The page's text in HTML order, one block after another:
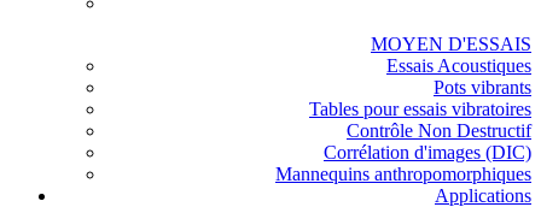
MOYEN D'ESSAIS
Essais Acoustiques
Pots vibrants
Tables pour essais vibratoires
Contrôle Non Destructif
Corrélation d'images (DIC)
Mannequins anthropomorphiques
Applications